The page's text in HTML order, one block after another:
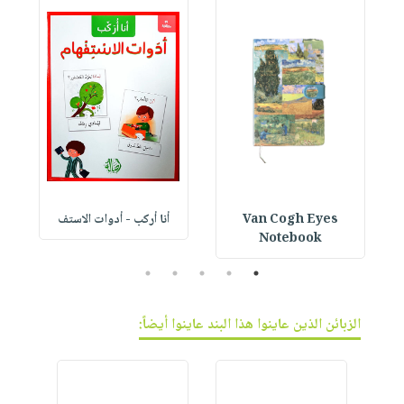
Van Cogh Eyes
Notebook
أنا أركب - أدوات الاستف
1
2
3
4
5
الزبائن الذين عاينوا هذا البند عاينوا أيضاً: